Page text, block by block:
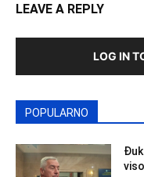
LEAVE A REPLY
LOG IN
POPULARNO